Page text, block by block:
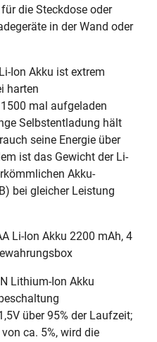
die Steckdose oder
in der Wand oder
Ion Akku ist extrem
harten
mal aufgeladen
Selbstentladung hält
seine Energie über
ist das Gewicht der Li-
Akku-
bei gleicher Leistung
Li-Ion Akku 2200 mAh, 4
Lithium-Ion Akku
über 95% der Laufzeit;
ca. 5%, wird die